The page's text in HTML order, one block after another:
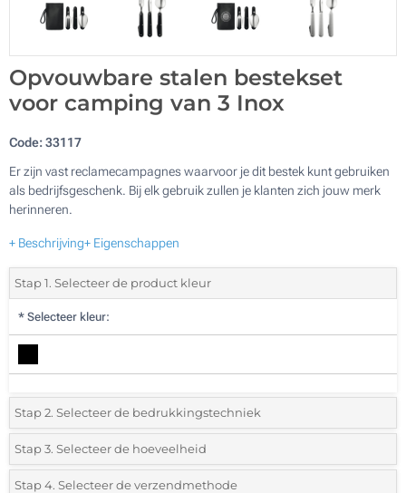
Opvouwbare stalen bestekset
voor camping van 3 Inox
Code:33117
Er zijn vast reclamecampagnes waarvoor je dit bestek kunt gebruiken
als bedrijfsgeschenk. Bij elk gebruik zullen je klanten zich jouw merk
herinneren.
+ Beschrijving+ Eigenschappen
Stap 1. Selecteer de product kleur
* Selecteer kleur:
Stap 2. Selecteer de bedrukkingstechniek
*Selecteer de bedrukking en kleuren van het logo:
1 Kleur (Op de etui)
Stap 3. Selecteer de hoeveelheid
*Selecteer uit de lijst of voeg het gewenste aantal in
Stap 4. Selecteer de verzendmethode